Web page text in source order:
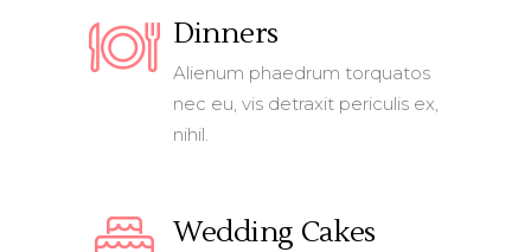
Dinners
Alienum phaedrum torquatos
nec eu, vis detraxit periculis ex,
nihil.
Wedding Cakes